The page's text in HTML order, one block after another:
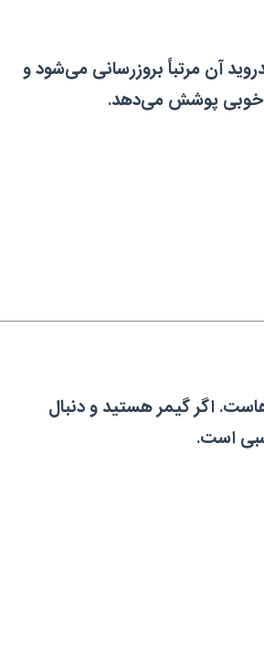
آن مرتباً بروزرسانی می‌شود و
خوبی پوشش می‌دهد.
اگر گیمر هستید و دنبال
است.